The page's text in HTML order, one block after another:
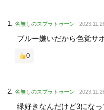
名無しのスプラトゥーン
ブルー嫌いだから色覚サ
0
名無しのスプラトゥーン
緑好きなんだけど3にな